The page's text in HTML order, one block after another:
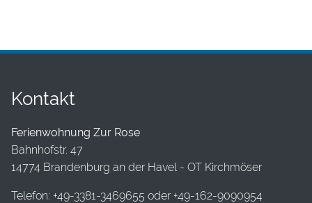
Kontakt
Ferienwohnung Zur Rose
Bahnhofstr. 47
14774 Brandenburg an der Havel - OT Kirchmöser
Telefon: +49-3381-3469655 oder +49-162-9090954